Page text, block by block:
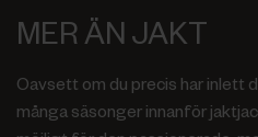
MER ÄN JAKT
Oavsett om du precis har inlett
många säsonger innanför